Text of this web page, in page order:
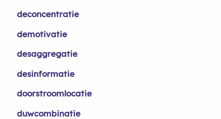
deconcentratie
demotivatie
desaggregatie
desinformatie
doorstroomlocatie
duwcombinatie